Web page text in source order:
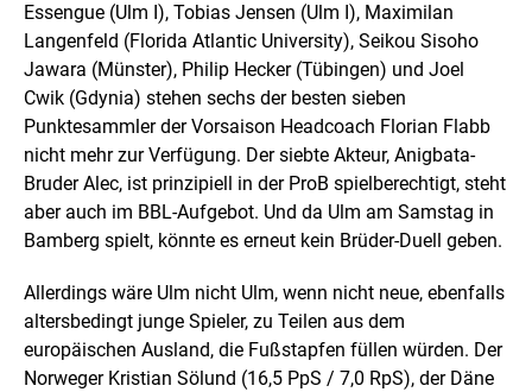
Essengue (Ulm I), Tobias Jensen (Ulm I), Maximilan
Langenfeld (Florida Atlantic University), Seikou Sisoho
Jawara (Münster), Philip Hecker (Tübingen) und Joel
Cwik (Gdynia) stehen sechs der besten sieben
Punktesammler der Vorsaison Headcoach Florian Flabb
nicht mehr zur Verfügung. Der siebte Akteur, Anigbata-
Bruder Alec, ist prinzipiell in der ProB spielberechtigt, steht
aber auch im BBL-Aufgebot. Und da Ulm am Samstag in
Bamberg spielt, könnte es erneut kein Brüder-Duell geben.
Allerdings wäre Ulm nicht Ulm, wenn nicht neue, ebenfalls
altersbedingt junge Spieler, zu Teilen aus dem
europäischen Ausland, die Fußstapfen füllen würden. Der
Norweger Kristian Sölund (16,5 PpS / 7,0 RpS), der Däne